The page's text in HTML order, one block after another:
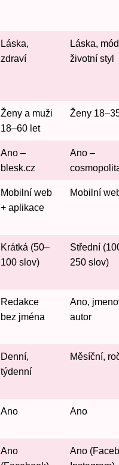
Láska,
zdraví
Láska,
životní styl
Ženy a muži
18–60 let
Ženy
Ano –
blesk.cz
Ano –
Mobilní web
+ aplikace
Mobilní
Krátká (50–
100 slov)
Střední
250 slov)
Redakce
bez jména
Ano,
autor
Denní,
týdenní
Měsíční,
Ano Ano
Ano
Ano